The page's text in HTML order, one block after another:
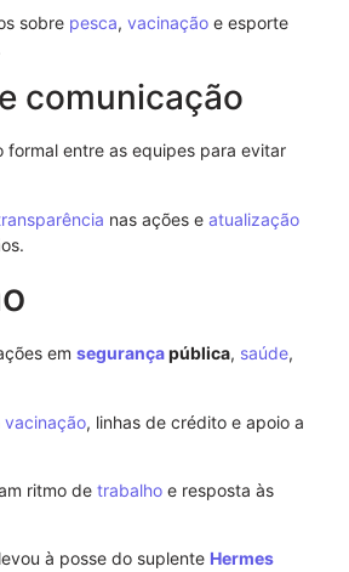
sobre pesca, vacinação e esporte
comunicação
formal entre as equipes para evitar
nas ações e atualização
em segurançapública, saúde,
vacinação, linhas de crédito e apoio a
ritmo de trabalho e resposta às
à posse do suplente Hermes